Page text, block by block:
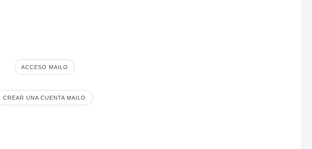
ACCESO MAILO
CREAR UNA CUENTA MAILO